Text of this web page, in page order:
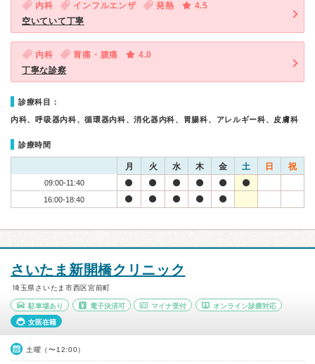
内科 インフルエンザ 発熱
4.5
空いていて丁寧
内科 胃痛・腹痛
4.0
丁寧な診察
診療科目：
内科、呼吸器内科、循環器内科、消化器内科、胃腸科、アレルギー科、皮膚科
診療時間
月 火 水 木 金 土 日 祝
09:00-11:40
16:00-18:40
さいたま新開橋クリニック
埼玉県さいたま市西区宮前町
駐車場あり 電子決済可 マイナ受付 オンライン診療対応
女医在籍
土曜（〜12:00）